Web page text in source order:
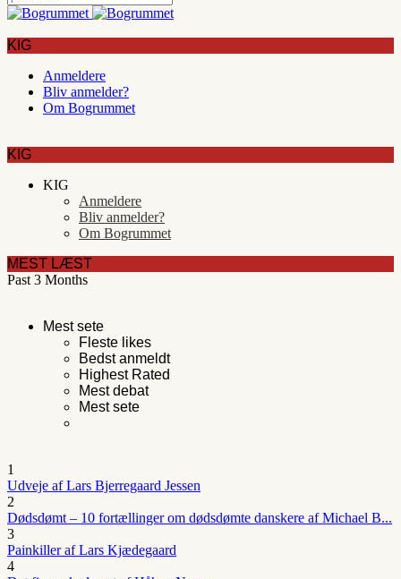
KIG
Anmeldere
Bliv anmelder?
Om Bogrummet
KIG
KIG
Anmeldere
Bliv anmelder?
Om Bogrummet
MEST LÆST
Past 3 Months
Mest sete
Fleste likes
Bedst anmeldt
Highest Rated
Mest debat
Mest sete
1
Udveje af Lars Bjerregaard Jessen
2
Dødsdømt – 10 fortællinger om dødsdømte danskere af Michael B...
3
Painkiller af Lars Kjædegaard
4